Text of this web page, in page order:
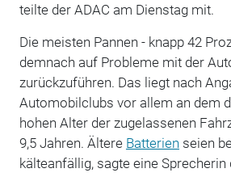
teilte der ADAC am Dienstag mit.
Die meisten Pannen - knapp 42
demnach auf Probleme mit der
zurückzuführen. Das liegt nach
Automobilclubs vor allem an dem
hohen Alter der zugelassenen
9,5 Jahren. Ältere Batterien seien
kälteanfällig, sagte eine Sprecherin